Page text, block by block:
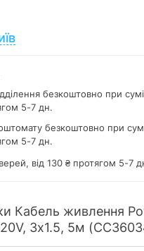
безкоштовно при сумі
5-7 дн.
безкоштовно при
5-7 дн.
від 130 ₴ протягом 5-7
Кабель живлення
3x1.5, 5м